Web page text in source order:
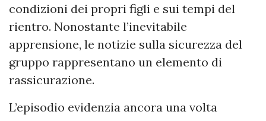
condizioni dei propri figli e sui tempi del
rientro. Nonostante l’inevitabile
apprensione, le notizie sulla sicurezza del
gruppo rappresentano un elemento di
rassicurazione.
L’episodio evidenzia ancora una volta